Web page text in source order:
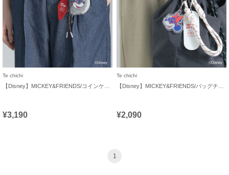
Te chichi
¥3,190
Te chichi
¥2,090
1